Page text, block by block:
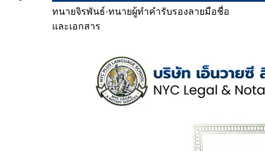
ทนายจิรพันธ์·ทนายผู้ทำคำรับรองลายมือชื่อ
และเอกสาร